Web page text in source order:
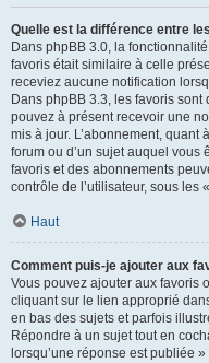
Quelle est la différence entre
Dans phpBB 3.0, la
favoris était similaire à celle
receviez aucune notification
Dans phpBB 3.3, les favoris
pouvez à présent recevoir une
mis à jour. L’abonnement, quant
forum ou d’un sujet auquel
favoris et des abonnements
contrôle de l’utilisateur, sous les
Haut
Comment puis-je ajouter aux
Vous pouvez ajouter aux favoris
cliquant sur le lien approprié
en bas des sujets et parfois
Répondre à un sujet tout en
lorsqu’une réponse est publiée